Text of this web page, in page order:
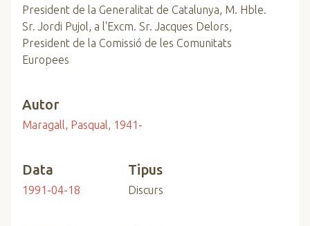
President de la Generalitat de Catalunya, M. Hble.
Sr. Jordi Pujol, a l'Excm. Sr. Jacques Delors,
President de la Comissió de les Comunitats
Europees
Autor
Maragall, Pasqual, 1941-
Data
1991-04-18
Tipus
Discurs